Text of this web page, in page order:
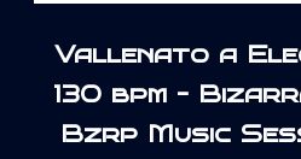
Vallenato a
130 bpm –
Bzrp Music